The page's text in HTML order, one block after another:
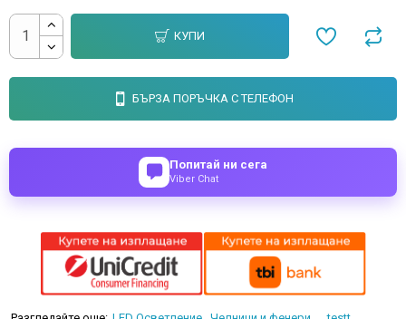
КУПИ
БЪРЗА ПОРЪЧКА С ТЕЛЕФОН
Попитай ни сега
Viber Chat